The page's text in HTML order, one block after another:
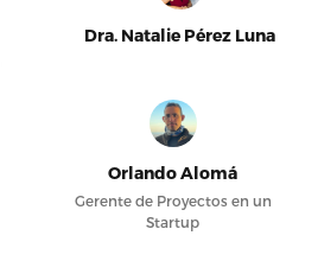
Dra. Natalie Pérez Luna
Orlando Alomá
Gerente de Proyectos en un
Startup